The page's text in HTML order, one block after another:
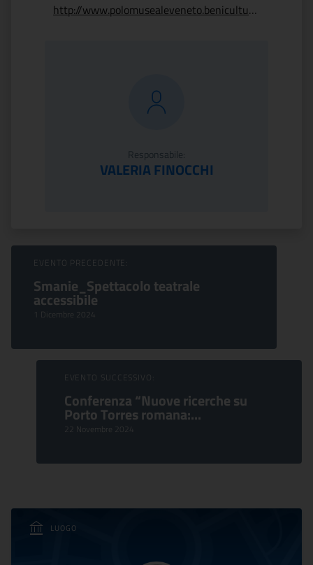
http://www.polomusealeveneto.beniculturali.it/musei/museo-di-palazzo-grimani
Responsabile:
VALERIA FINOCCHI
Sfoglia Eventi
EVENTO PRECEDENTE:
Smanie_Spettacolo teatrale
accessibile
1 Dicembre 2024
EVENTO SUCCESSIVO:
Conferenza “Nuove ricerche su
Porto Torres romana:...
22 Novembre 2024
LUOGO